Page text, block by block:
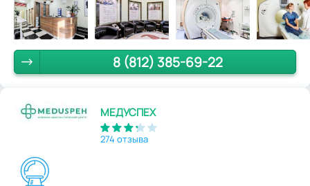
8 (812) 385-69-22
МЕДУСПЕХ
274 отзыва